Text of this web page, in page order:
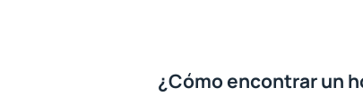
¿Cómo encontrar un